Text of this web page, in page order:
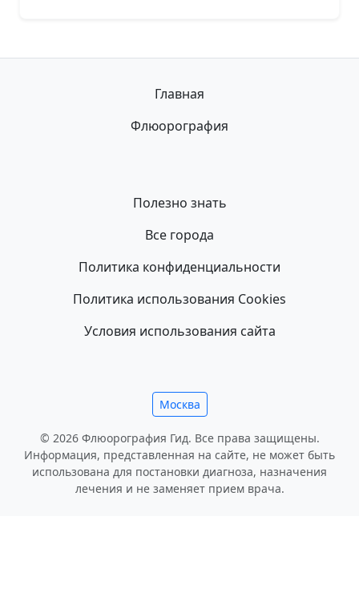
Главная
Флюорография
Полезно знать
Все города
Политика конфиденциальности
Политика использования Cookies
Условия использования сайта
Москва
© 2026 Флюорография Гид. Все права защищены.
Информация, представленная на сайте, не может быть
использована для постановки диагноза, назначения
лечения и не заменяет прием врача.